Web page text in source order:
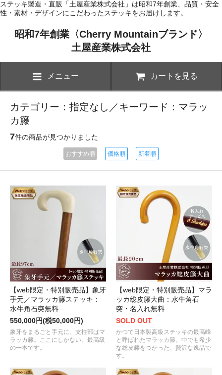
ステッキ製造・直販「土屋産業株式会社」は昭和7年創業、品質・安全
性・素材・デザインにこだわったステッキをお届けします。
昭和7年創業〈Cherry Mountainブランド〉
土屋産業株式会社
メニュー カートを見る
カテゴリー：指定なし／キーワード：マラッ
カ籐
7件の商品が見つかりました
おすすめ順 価格順 新着順
【web限定・特別販売品】象牙
手元／マラッカ籐ステッキ：
水牛角石突無料
550,000円(税50,000円)
象牙をまるごと手元に、支柱部はマ
ラッカ籐。ここにしかない、最高級
の一本です。
【web限定・特別販売品】マラ
ッカ総皮籐大曲：水牛角石
突・名入れ無料
SOLD OUT
かつて日本製高級ステッキの最高峰
と呼ばれたマラッカ籐。中でも希少
な総皮籐をつかった、贅沢な逸品で
す。